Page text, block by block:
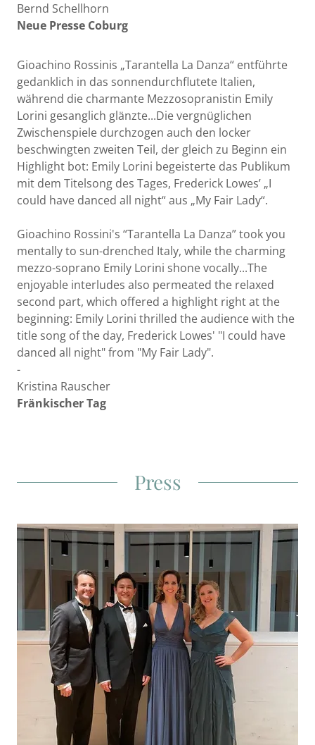
Bernd Schellhorn
Neue Presse Coburg
Gioachino Rossinis „Tarantella La Danza“ entführte
gedanklich in das sonnendurchflutete Italien,
während die charmante Mezzosopranistin Emily
Lorini gesanglich glänzte...Die vergnüglichen
Zwischenspiele durchzogen auch den locker
beschwingten zweiten Teil, der gleich zu Beginn ein
Highlight bot: Emily Lorini begeisterte das Publikum
mit dem Titelsong des Tages, Frederick Lowes’ „I
could have danced all night“ aus „My Fair Lady“.
Gioachino Rossini's “Tarantella La Danza” took you
mentally to sun-drenched Italy, while the charming
mezzo-soprano Emily Lorini shone vocally...The
enjoyable interludes also permeated the relaxed
second part, which offered a highlight right at the
beginning: Emily Lorini thrilled the audience with the
title song of the day, Frederick Lowes' "I could have
danced all night" from "My Fair Lady".
-
Kristina Rauscher
Fränkischer Tag
Press